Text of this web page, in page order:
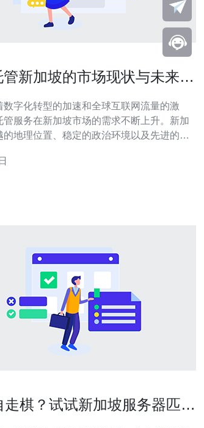
管新加坡的市场现状与未来趋
数字化转型的加速和全球互联网流量的激
管服务在新加坡市场的需求不断上升。新加
的地理位置、稳定的政治环境以及先进的基
服务器托管市场的现状和未来发展趋势，
走棋？试试新加坡服务器匹配